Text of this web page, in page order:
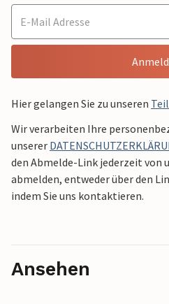
Hier gelangen Sie zu unseren
Wir verarbeiten Ihre
unserer
den Abmelde-Link jederzeit von
abmelden, entweder über den
indem Sie uns kontaktieren.
Ansehen